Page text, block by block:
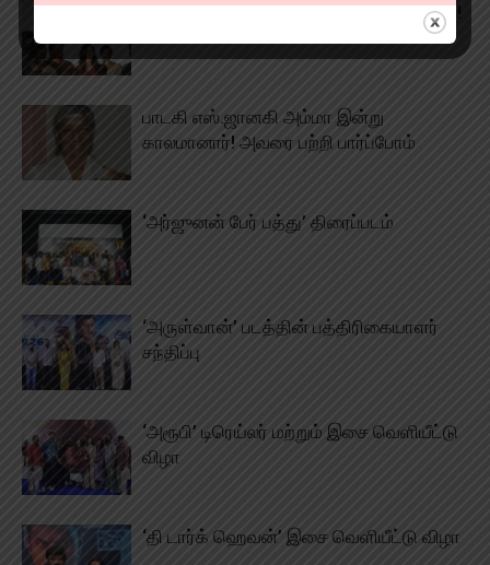
ட்ரெயின் படத்தின் இசை வெளியீட்டு விழா!
பாடகி எஸ்.ஜானகி அம்மா இன்று
காலமானார்! அவரை பற்றி பார்ப்போம்
‘அர்ஜுனன் பேர் பத்து’ திரைப்படம்
‘அருள்வான்’ படத்தின் பத்திரிகையாளர்
சந்திப்பு
‘அரூபி’ டிரெய்லர் மற்றும் இசை வெளியீட்டு
விழா
‘தி டார்க் ஹெவன்’ இசை வெளியீட்டு விழா